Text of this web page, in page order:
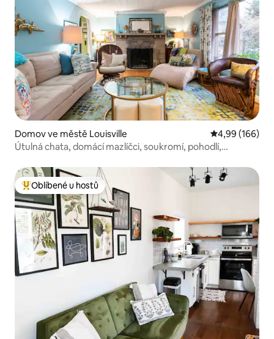
Domov ve městě Louisville Průměrné
4,99 (166)
Útulná chata, domácí mazlíčci, soukromí, pohodlí,
Nejlepší v kategorii Oblíbené u hostů
Oblíbené u hostů